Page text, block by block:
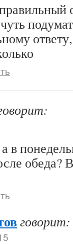
в
обеда?
говорит: